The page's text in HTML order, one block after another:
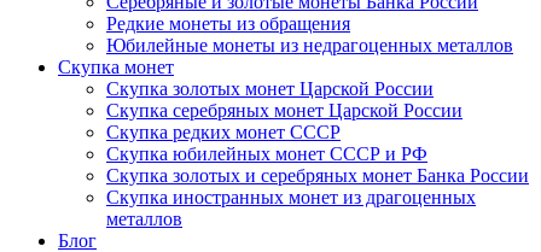
Редкие монеты из обращения
Юбилейные монеты из недрагоценных металлов
Скупка монет
Скупка золотых монет Царской России
Скупка серебряных монет Царской России
Скупка редких монет СССР
Скупка юбилейных монет СССР и РФ
Скупка золотых и серебряных монет Банка России
Скупка иностранных монет из драгоценных
металлов
Блог